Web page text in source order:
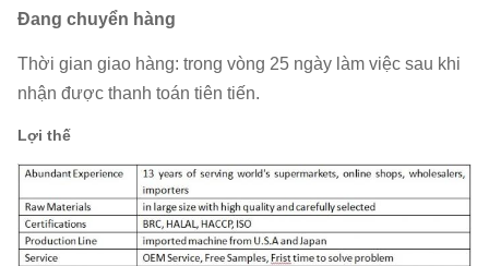
Đang chuyển hàng
Thời gian giao hàng: trong vòng 25 ngày làm việc sau khi
nhận được thanh toán tiên tiến.
Lợi thế